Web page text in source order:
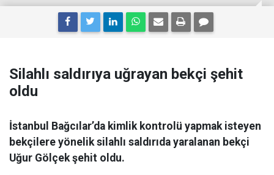
Silahlı saldırıya uğrayan bekçi şehit
oldu
İstanbul Bağcılar’da kimlik kontrolü yapmak isteyen
bekçilere yönelik silahlı saldırıda yaralanan bekçi
Uğur Gölçek şehit oldu.